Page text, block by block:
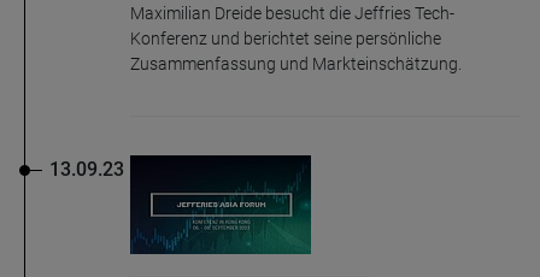
Maximilian Dreide besucht die Jeffries Tech-
Konferenz und berichtet seine persönliche
Zusammenfassung und Markteinschätzung.
13.09.23
1 Jahr